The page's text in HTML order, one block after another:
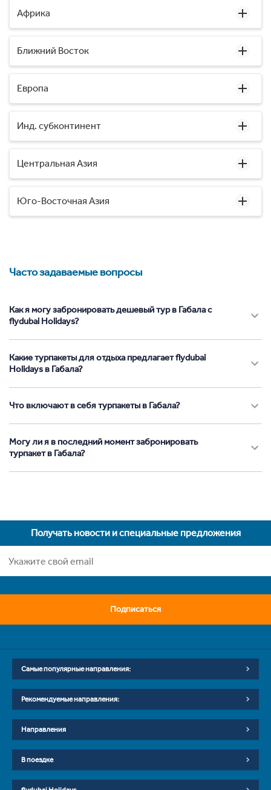
Африка
Ближний Восток
Европа
Инд. субконтинент
Центральная Азия
Юго-Восточная Азия
Часто задаваемые вопросы
Как я могу забронировать дешевый тур в Габала с
flydubai Holidays?
Какие турпакеты для отдыха предлагает flydubai
Holidays в Габала?
Что включают в себя турпакеты в Габала?
Могу ли я в последний момент забронировать
турпакет в Габала?
Получать новости и специальные предложения
Подписаться
Самые популярные направления:
Рекомендуемые направления:
Направления
В поездке